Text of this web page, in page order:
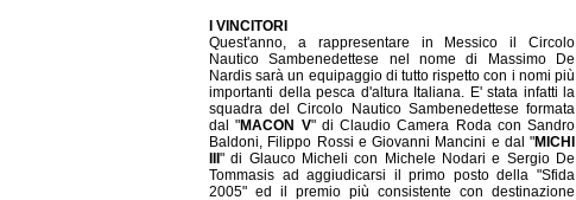
I VINCITORI
Quest'anno, a rappresentare in Messico il Circolo
Nautico Sambenedettese nel nome di Massimo De
Nardis sarà un equipaggio di tutto rispetto con i nomi più
importanti della pesca d'altura Italiana. E' stata infatti la
squadra del Circolo Nautico Sambenedettese formata
dal "MACON V" di Claudio Camera Roda con Sandro
Baldoni, Filippo Rossi e Giovanni Mancini e dal "MICHI
" di Glauco Micheli con Michele Nodari e Sergio De
Tommasis ad aggiudicarsi il primo posto della "Sfida
2005" ed il premio più consistente con destinazione